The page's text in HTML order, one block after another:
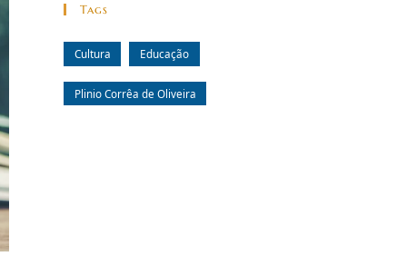
Tags
Cultura Educação
Plinio Corrêa de Oliveira